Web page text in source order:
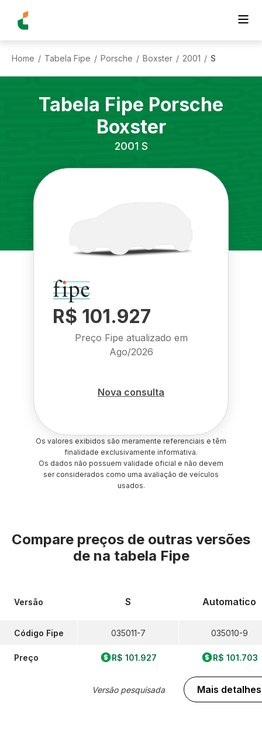
Home / Tabela Fipe / Porsche / Boxster / 2001 / S
Tabela Fipe Porsche
Boxster
2001 S
R$ 101.927
Preço Fipe atualizado em
Ago/2026
Nova consulta
Os valores exibidos são meramente referenciais e têm
finalidade exclusivamente informativa.
Os dados não possuem validade oficial e não devem
ser considerados como uma avaliação de veículos
usados.
Compare preços de outras versões
de na tabela Fipe
Versão
Código Fipe
Preço
S
035011-7
R$ 101.927
Versão pesquisada
Automatico
035010-9
R$ 101.703
Mais detalhes